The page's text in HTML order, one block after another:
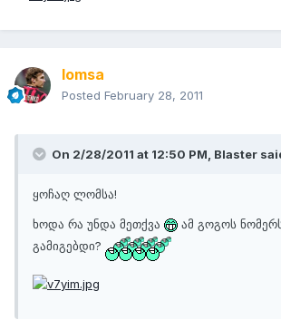
lomsa
Posted February 28, 2011
On 2/28/2011 at 12:50 PM, Blaster
ყოჩაღ ლომსა!
ხოდა რა უნდა მეთქვა
ამ გოგოს
გამიგებდი?